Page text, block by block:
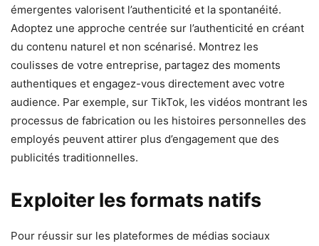
émergentes valorisent l’authenticité et la spontanéité.
Adoptez une approche centrée sur l’authenticité en créant
du contenu naturel et non scénarisé. Montrez les
coulisses de votre entreprise, partagez des moments
authentiques et engagez-vous directement avec votre
audience. Par exemple, sur TikTok, les vidéos montrant les
processus de fabrication ou les histoires personnelles des
employés peuvent attirer plus d’engagement que des
publicités traditionnelles.
Exploiter les formats natifs
Pour réussir sur les plateformes de médias sociaux